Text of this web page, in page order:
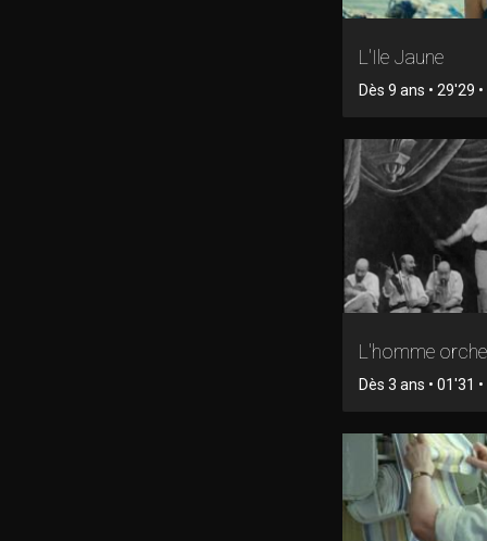
L'Ile Jaune
Dès 9 ans • 29'29
L'homme
Dès 3 ans • 01'31